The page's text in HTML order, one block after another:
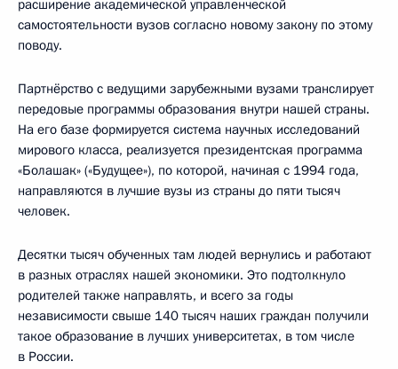
расширение академической управленческой
самостоятельности вузов согласно новому закону по этому
поводу.
Партнёрство с ведущими зарубежными вузами транслирует
передовые программы образования внутри нашей страны.
На его базе формируется система научных исследований
мирового класса, реализуется президентская программа
«Болашак» («Будущее»), по которой, начиная с 1994 года,
направляются в лучшие вузы из страны до пяти тысяч
человек.
Десятки тысяч обученных там людей вернулись и работают
в разных отраслях нашей экономики. Это подтолкнуло
родителей также направлять, и всего за годы
независимости свыше 140 тысяч наших граждан получили
такое образование в лучших университетах, в том числе
в России.